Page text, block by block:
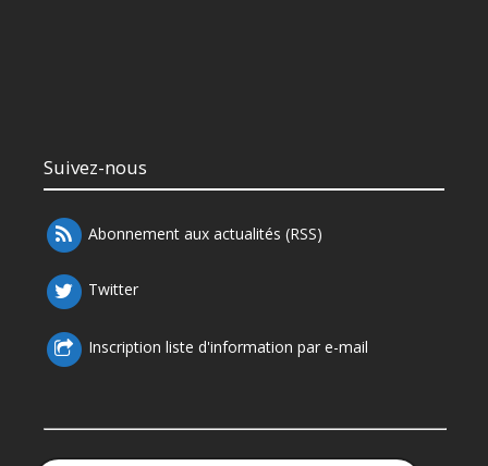
Suivez-nous
Abonnement aux actualités (RSS)
Twitter
Inscription liste d'information par e-mail